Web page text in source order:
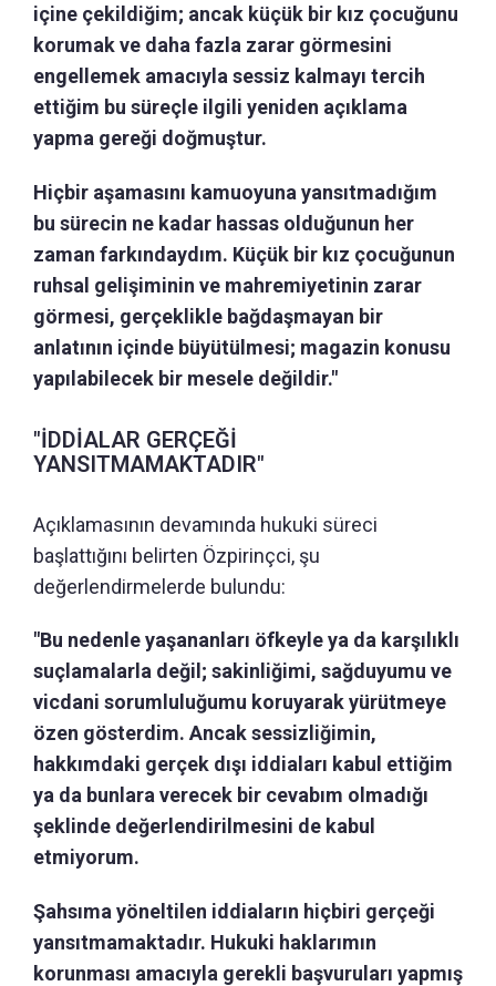
içine çekildiğim; ancak küçük bir kız çocuğunu
korumak ve daha fazla zarar görmesini
engellemek amacıyla sessiz kalmayı tercih
ettiğim bu süreçle ilgili yeniden açıklama
yapma gereği doğmuştur.
Hiçbir aşamasını kamuoyuna yansıtmadığım
bu sürecin ne kadar hassas olduğunun her
zaman farkındaydım. Küçük bir kız çocuğunun
ruhsal gelişiminin ve mahremiyetinin zarar
görmesi, gerçeklikle bağdaşmayan bir
anlatının içinde büyütülmesi; magazin konusu
yapılabilecek bir mesele değildir."
"İDDİALAR GERÇEĞİ
YANSITMAMAKTADIR"
Açıklamasının devamında hukuki süreci
başlattığını belirten Özpirinçci, şu
değerlendirmelerde bulundu:
"Bu nedenle yaşananları öfkeyle ya da karşılıklı
suçlamalarla değil; sakinliğimi, sağduyumu ve
vicdani sorumluluğumu koruyarak yürütmeye
özen gösterdim. Ancak sessizliğimin,
hakkımdaki gerçek dışı iddiaları kabul ettiğim
ya da bunlara verecek bir cevabım olmadığı
şeklinde değerlendirilmesini de kabul
etmiyorum.
Şahsıma yöneltilen iddiaların hiçbiri gerçeği
yansıtmamaktadır. Hukuki haklarımın
korunması amacıyla gerekli başvuruları yapmış